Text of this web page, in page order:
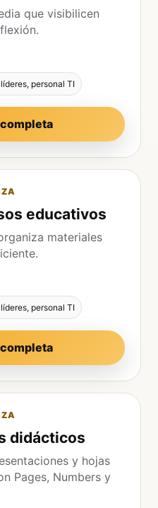
que visibilicen
personal TI
educativos
materiales
personal TI
didácticos
y hojas
Pages, Numbers y